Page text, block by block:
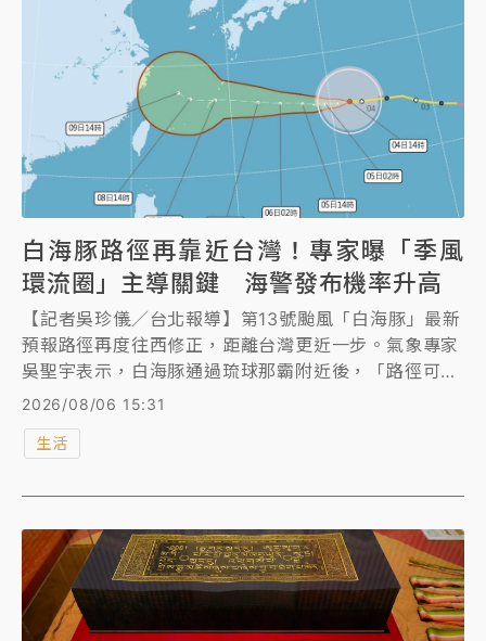
白海豚路徑再靠近台灣！專家曝「季風
環流圈」主導關鍵 海警發布機率升高
【記者吳珍儀／台北報導】第13號颱風「白海豚」最新
預報路徑再度往西修正，距離台灣更近一步。氣象專家
吳聖宇表示，白海豚通過琉球那霸附近後，「路徑可能
會先出現稍微往西南西偏移的趨勢」，移動一段時間後
再逐漸回到西至西北西方向，最後靠近浙江南部沿岸登
陸。
2026/08/06 15:31
生活